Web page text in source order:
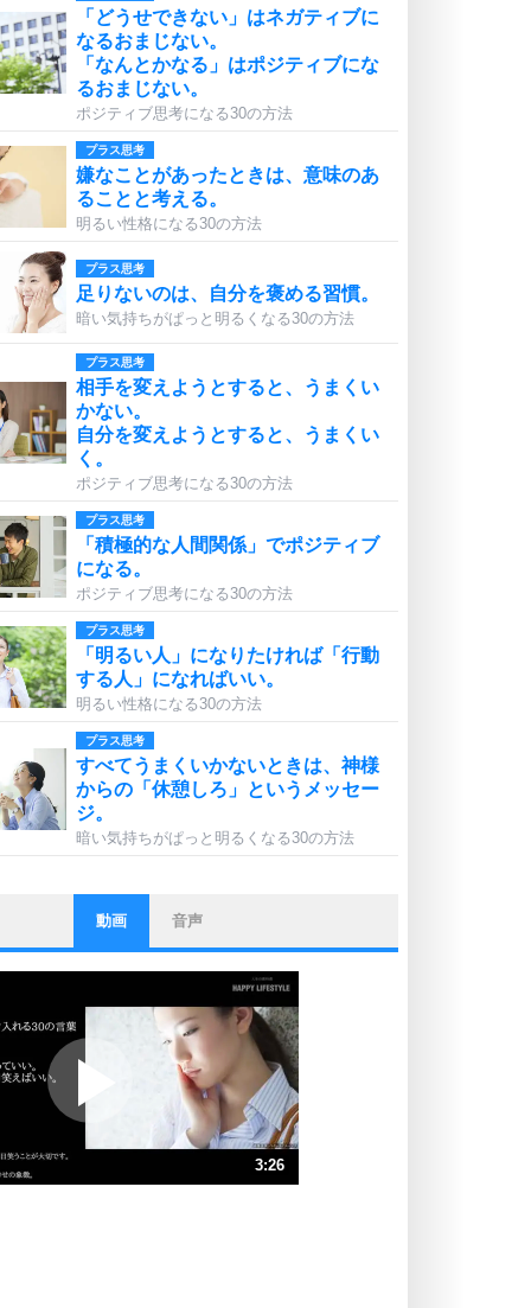
「どうせできない」はネガティブに
なるおまじない。
「なんとかなる」はポジティブにな
るおまじない。
ポジティブ思考になる30の方法
プラス思考
嫌なことがあったときは、意味のあ
ることと考える。
明るい性格になる30の方法
プラス思考
足りないのは、自分を褒める習慣。
暗い気持ちがぱっと明るくなる30の方法
プラス思考
相手を変えようとすると、うまくい
かない。
自分を変えようとすると、うまくい
く。
ポジティブ思考になる30の方法
プラス思考
「積極的な人間関係」でポジティブ
になる。
ポジティブ思考になる30の方法
プラス思考
「明るい人」になりたければ「行動
する人」になればいい。
明るい性格になる30の方法
プラス思考
すべてうまくいかないときは、神様
からの「休憩しろ」というメッセー
ジ。
暗い気持ちがぱっと明るくなる30の方法
ストレス対策
他人と比べない。
いっそのこと、他人を見ない。
ポジティブになれない原因は、行動
しないから。
ポジティブ思考になる30の方法
ストレス対策
動画 音声
3:26